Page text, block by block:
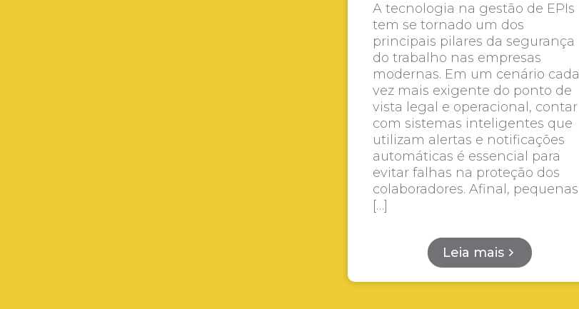
A tecnologia na gestão de EPIs
tem se tornado um dos
principais pilares da segurança
do trabalho nas empresas
modernas. Em um cenário cada
vez mais exigente do ponto de
vista legal e operacional, contar
com sistemas inteligentes que
utilizam alertas e notificações
automáticas é essencial para
evitar falhas na proteção dos
colaboradores. Afinal, pequenas
[…]
Leia mais